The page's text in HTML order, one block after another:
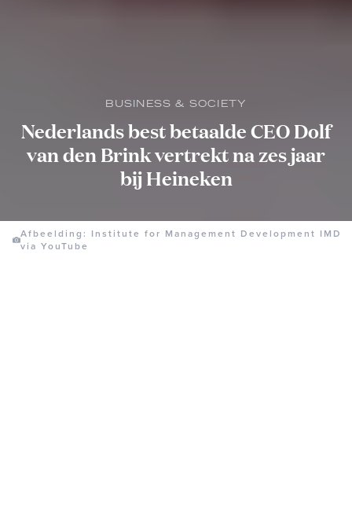
BUSINESS & SOCIETY
Nederlands best betaalde CEO Dolf
van den Brink vertrekt na zes jaar
bij Heineken
Afbeelding: Institute for Management Development IMD
via YouTube